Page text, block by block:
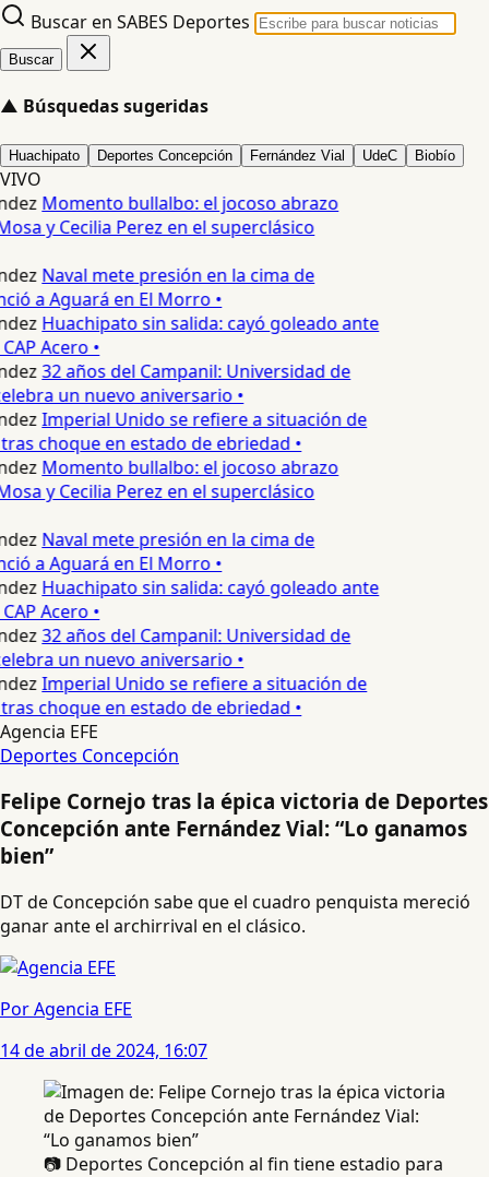
Buscar en SABES Deportes
Buscar
▲ Búsquedas sugeridas
Huachipato Deportes Concepción Fernández Vial UdeC Biobío
VIVO
Momento bullalbo: el jocoso abrazo
y Cecilia Perez en el superclásico
Naval mete presión en la cima de
a Aguará en El Morro •
Huachipato sin salida: cayó goleado ante
Acero •
32 años del Campanil: Universidad de
un nuevo aniversario •
Imperial Unido se refiere a situación de
choque en estado de ebriedad •
Momento bullalbo: el jocoso abrazo
y Cecilia Perez en el superclásico
Naval mete presión en la cima de
a Aguará en El Morro •
Huachipato sin salida: cayó goleado ante
Acero •
32 años del Campanil: Universidad de
un nuevo aniversario •
Imperial Unido se refiere a situación de
choque en estado de ebriedad •
Agencia EFE
Deportes Concepción
Felipe Cornejo tras la épica victoria de Deportes
Concepción ante Fernández Vial: “Lo ganamos
bien”
DT de Concepción sabe que el cuadro penquista mereció
ganar ante el archirrival en el clásico.
Por Agencia EFE
14 de abril de 2024, 16:07
📷 Deportes Concepción al fin tiene estadio para